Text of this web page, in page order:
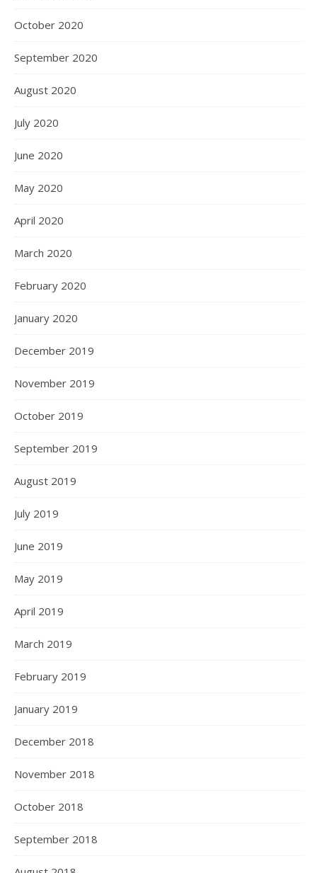
October 2020
September 2020
August 2020
July 2020
June 2020
May 2020
April 2020
March 2020
February 2020
January 2020
December 2019
November 2019
October 2019
September 2019
August 2019
July 2019
June 2019
May 2019
April 2019
March 2019
February 2019
January 2019
December 2018
November 2018
October 2018
September 2018